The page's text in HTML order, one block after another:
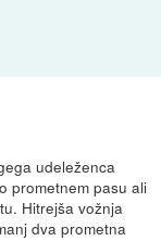
udeleženca
prometnem pasu ali
Hitrejša vožnja
dva prometna